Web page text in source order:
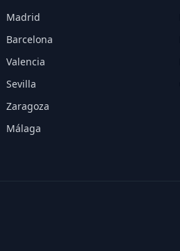
Madrid
Barcelona
Valencia
Sevilla
Zaragoza
Málaga